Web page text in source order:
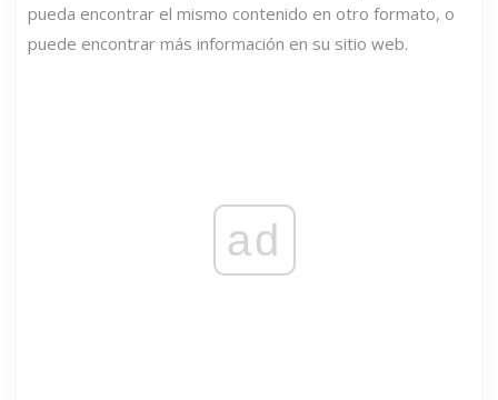
pueda encontrar el mismo contenido en otro formato, o
puede encontrar más información en su sitio web.
ad